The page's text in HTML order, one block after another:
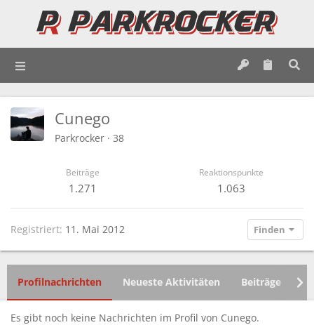
Cunego
Parkrocker · 38
Beiträge
1.271
Reaktionspunkte
1.063
Registriert 11. Mai 2012 Finden
Profilnachrichten Neueste Aktivitäten Beiträge
Es gibt noch keine Nachrichten im Profil von Cunego.